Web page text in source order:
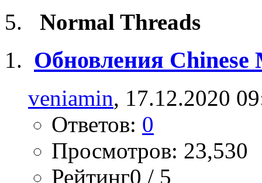
Normal Threads
Обновления
veniamin, 17.12.2020
Ответов: 0
Просмотров: 23,530
Рейтинг0 / 5